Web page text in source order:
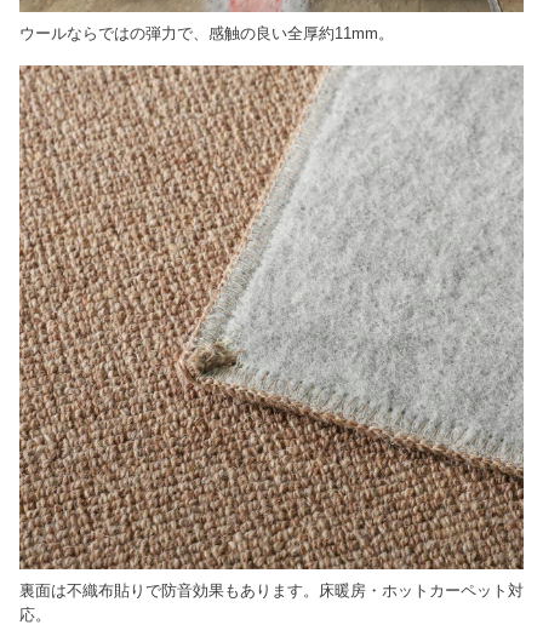
ウールならではの弾力で、感触の良い全厚約11mm。
裏面は不織布貼りで防音効果もあります。床暖房・ホットカーペット対
応。